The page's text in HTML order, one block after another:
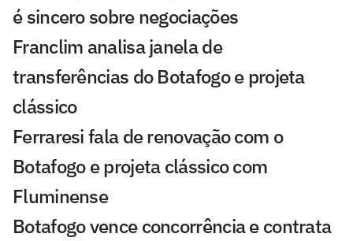
é sincero sobre negociações
Franclim analisa janela de
transferências do Botafogo e projeta
clássico
Ferraresi fala de renovação com o
Botafogo e projeta clássico com
Fluminense
Botafogo vence concorrência e contrata